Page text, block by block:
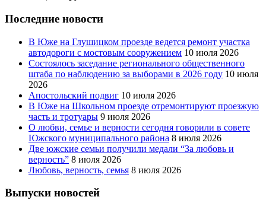
Последние новости
В Юже на Глушицком проезде ведется ремонт участка
автодороги с мостовым сооружением 10 июля 2026
Состоялось заседание регионального общественного
штаба по наблюдению за выборами в 2026 году 10 июля
2026
Апостольский подвиг 10 июля 2026
В Юже на Школьном проезде отремонтируют проезжую
часть и тротуары 9 июля 2026
О любви, семье и верности сегодня говорили в совете
Южского муниципального района 8 июля 2026
Две южские семьи получили медали “За любовь и
верность” 8 июля 2026
Любовь, верность, семья 8 июля 2026
Выпуски новостей